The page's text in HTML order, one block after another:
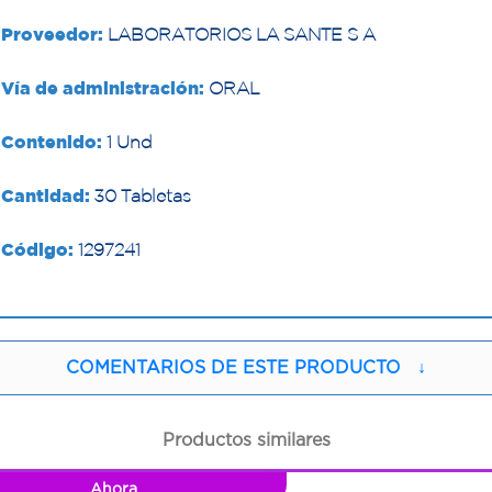
Proveedor: LABORATORIOS LA SANTE S A
Vía de administración: ORAL
Contenido: 1 Und
Cantidad: 30 Tabletas
Código: 1297241
COMENTARIOS DE ESTE PRODUCTO ↓
Productos similares
Ahora